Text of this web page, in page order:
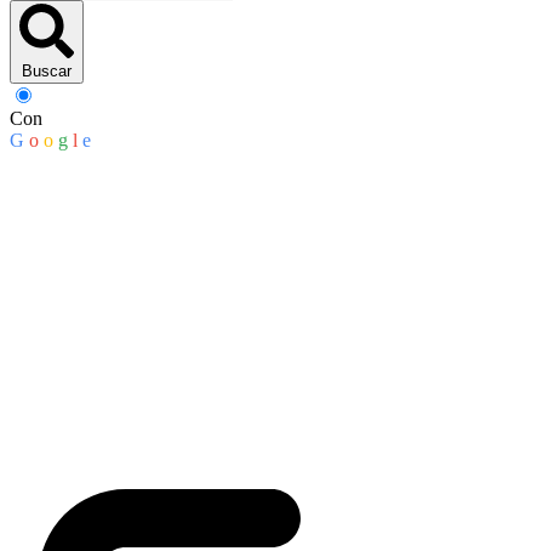
Buscar
Con
G o o g l e